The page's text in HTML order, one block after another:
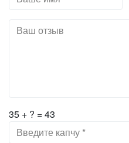
35 + ? = 43